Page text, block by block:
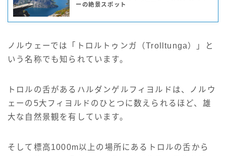
ーの絶景スポット
ノルウェーでは「トロルトゥンガ（Trolltunga）」と
いう名称でも知られています。
トロルの舌があるハルダンゲルフィヨルドは、ノルウ
ェーの5大フィヨルドのひとつに数えられるほど、雄
大な自然景観を有しています。
そして標高1000m以上の場所にあるトロルの舌から